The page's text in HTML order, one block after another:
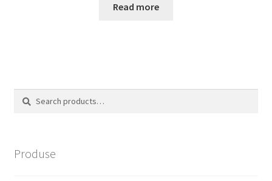
Read more
Search
Search
Produse